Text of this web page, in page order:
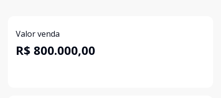
Valor venda
R$ 800.000,00